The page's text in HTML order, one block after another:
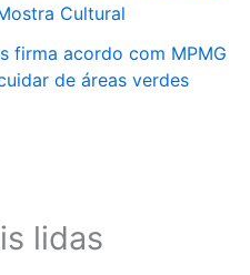
Cultural
firma acordo com MPMG
de áreas verdes
lidas